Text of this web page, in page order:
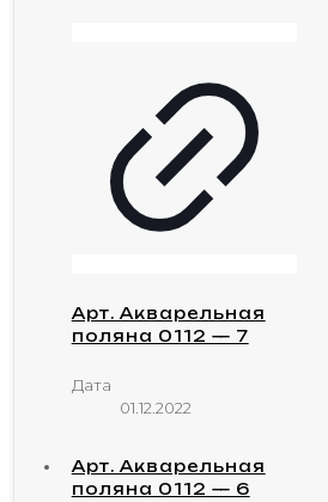
Арт. Акварельная
поляна 0112 — 7
Дата
01.12.2022
Арт. Акварельная
поляна 0112 — 6